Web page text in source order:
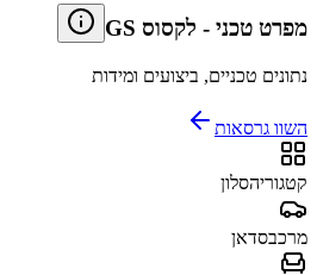
מפרט טכני - לקסוס GS
נתונים טכניים, ביצועים ומידות
השוו גרסאות
קטגוריהסלון
מרכבסדאן